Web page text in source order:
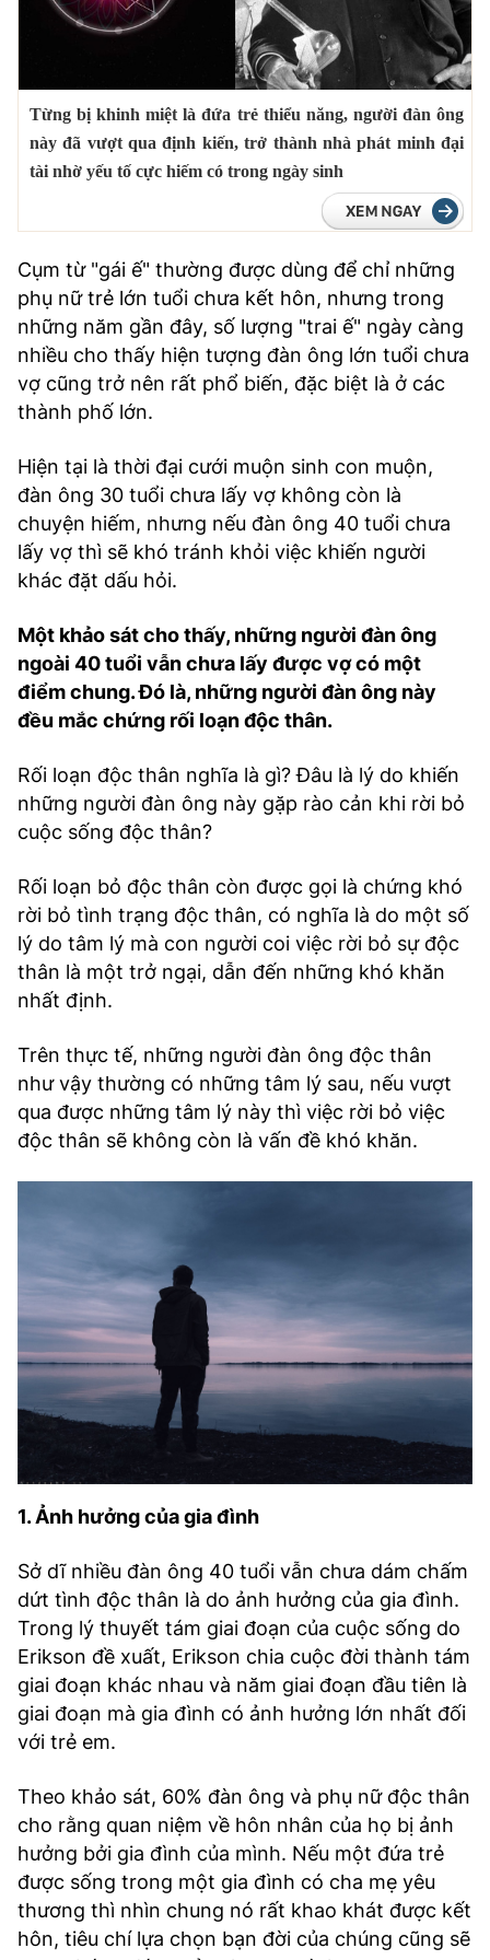
TRA CỨU PHƯỜNG XÃ
BÙI XUÂN PHÁI
TIỆN ÍCH
Hotline: 0981.119.189
Điện thoại: 024.38254756
MẠNG XÃ HỘI
Từng bị khinh miệt là đứa trẻ thiểu năng, người đàn ông
này đã vượt qua định kiến, trở thành nhà phát minh đại
tài nhờ yếu tố cực hiếm có trong ngày sinh
Cụm từ "gái ế" thường được dùng để chỉ những
phụ nữ trẻ lớn tuổi chưa kết hôn, nhưng trong
những năm gần đây, số lượng "trai ế" ngày càng
nhiều cho thấy hiện tượng đàn ông lớn tuổi chưa
vợ cũng trở nên rất phổ biến, đặc biệt là ở các
thành phố lớn.
Hiện tại là thời đại cưới muộn sinh con muộn,
đàn ông 30 tuổi chưa lấy vợ không còn là
chuyện hiếm, nhưng nếu đàn ông 40 tuổi chưa
lấy vợ thì sẽ khó tránh khỏi việc khiến người
khác đặt dấu hỏi.
Một khảo sát cho thấy, những người đàn ông
ngoài 40 tuổi vẫn chưa lấy được vợ có một
điểm chung. Đó là, những người đàn ông này
đều mắc chứng rối loạn độc thân.
Rối loạn độc thân nghĩa là gì? Đâu là lý do khiến
những người đàn ông này gặp rào cản khi rời bỏ
cuộc sống độc thân?
Rối loạn bỏ độc thân còn được gọi là chứng khó
rời bỏ tình trạng độc thân, có nghĩa là do một số
lý do tâm lý mà con người coi việc rời bỏ sự độc
thân là một trở ngại, dẫn đến những khó khăn
nhất định.
Trên thực tế, những người đàn ông độc thân
như vậy thường có những tâm lý sau, nếu vượt
qua được những tâm lý này thì việc rời bỏ việc
độc thân sẽ không còn là vấn đề khó khăn.
1. Ảnh hưởng của gia đình
Sở dĩ nhiều đàn ông 40 tuổi vẫn chưa dám chấm
dứt tình độc thân là do ảnh hưởng của gia đình.
Trong lý thuyết tám giai đoạn của cuộc sống do
Erikson đề xuất, Erikson chia cuộc đời thành tám
giai đoạn khác nhau và năm giai đoạn đầu tiên là
giai đoạn mà gia đình có ảnh hưởng lớn nhất đối
với trẻ em.
Theo khảo sát, 60% đàn ông và phụ nữ độc thân
cho rằng quan niệm về hôn nhân của họ bị ảnh
hưởng bởi gia đình của mình. Nếu một đứa trẻ
được sống trong một gia đình có cha mẹ yêu
thương thì nhìn chung nó rất khao khát được kết
hôn, tiêu chí lựa chọn bạn đời của chúng cũng sẽ